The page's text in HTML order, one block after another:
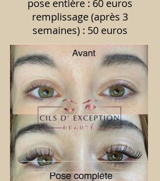
pose entière : 60 euros
remplissage (après 3
semaines) : 50 euros
________________________________________
__________________________________